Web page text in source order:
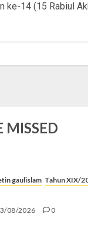
ke-14 (15 Rabiul
MISSED
gaulislam Tahun XIX/
08/2026 0